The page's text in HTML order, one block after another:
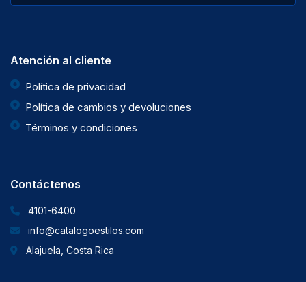
Atención al cliente
Política de privacidad
Política de cambios y devoluciones
Términos y condiciones
Contáctenos
4101-6400
info@catalogoestilos.com
Alajuela, Costa Rica